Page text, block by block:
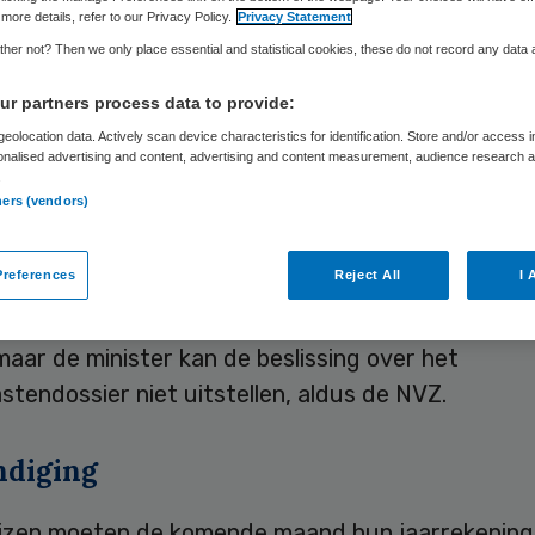
jaarrekeningen, onthoudingen van goedkeuring
en meer terughoudendheid van banken bij het
van leningen. Daarvoor waarschuwt de NVZ
demissionair minister Ab Klink. Klink
de minister kan de beslissing over het
niet uitstellen, aldus de NVZ.
details, refer to our Privacy Policy. Privacy Statement
not? Then we only place essential and statistical cookies, these do not record any data
partners process data to provide:
data. Actively scan device characteristics for identification. Store and/or access
advertising and content, advertising and content measurement, audience research
(vendors)
Reject All I